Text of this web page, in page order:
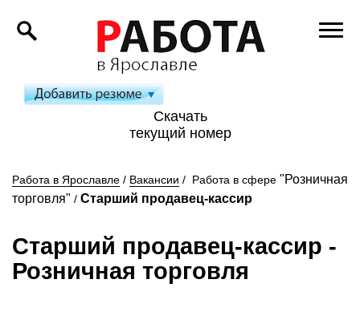
Скачать
текущий номер
Работа в Ярославле / Вакансии / Работа в сфере "Розничная
торговля" / Старший продавец-кассир
Старший продавец-кассир -
Розничная торговля